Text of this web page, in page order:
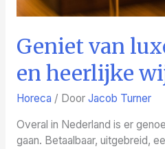
Geniet van
en heerlijke
Horeca / Door Jacob Turner
Overal in Nederland is er
gaan. Betaalbaar, uitgebreid,